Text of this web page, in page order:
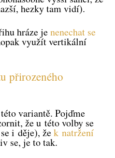
hezky tam vidí).
hráze jenenechat se
využít vertikální
přirozeného
variantě. Pojďme
že u této volby se
i děje), žek natržení
se, je to tak.